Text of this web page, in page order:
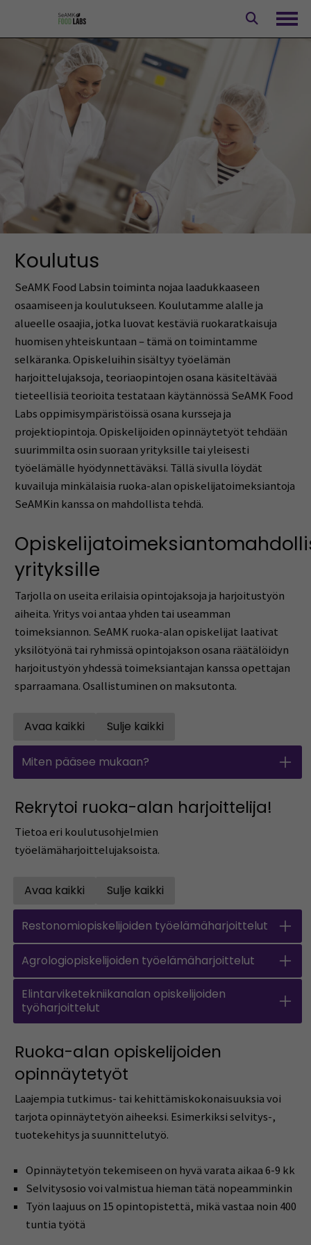
Koulutus
SeAMK Food Labsin toiminta nojaa laadukkaaseen
osaamiseen ja koulutukseen. Koulutamme alalle ja
alueelle osaajia, jotka luovat kestäviä ruokaratkaisuja
huomisen yhteiskuntaan – tämä on toimintamme
selkäranka. Opiskeluihin sisältyy työelämän
harjoittelujaksoja, teoriaopintojen osana käsiteltävää
tieteellisiä teorioita testataan käytännössä SeAMK Food
Labs oppimisympäristöissä osana kursseja ja
projektiopintoja. Opiskelijoiden opinnäytetyöt tehdään
suurimmilta osin suoraan yrityksille tai yleisesti
työelämälle hyödynnettäväksi. Tällä sivulla löydät
kuvailuja minkälaisia ruoka-alan opiskelijatoimeksiantoja
SeAMKin kanssa on mahdollista tehdä.
yrityksille
Tarjolla on useita erilaisia opintojaksoja ja harjoitustyön
aiheita. Yritys voi antaa yhden tai useamman
toimeksiannon. SeAMK ruoka-alan opiskelijat laativat
yksilötyönä tai ryhmissä opintojakson osana räätälöidyn
harjoitustyön yhdessä toimeksiantajan kanssa opettajan
sparraamana. Osallistuminen on maksutonta.
Avaa kaikki
Open all accordions
Sulje kaikki
Miten pääsee mukaan?
Rekrytoi ruoka-alan harjoittelija!
Tietoa eri koulutusohjelmien
työelämäharjoittelujaksoista.
Avaa kaikki
Open all accordions
Sulje kaikki
Restonomiopiskelijoiden työelämäharjoittelut
Agrologiopiskelijoiden työelämäharjoittelut
Elintarviketekniikanalan opiskelijoiden
työharjoittelut
Ruoka-alan opiskelijoiden
opinnäytetyöt
Laajempia tutkimus- tai kehittämiskokonaisuuksia voi
tarjota opinnäytetyön aiheeksi. Esimerkiksi selvitys-,
tuotekehitys ja suunnittelutyö.
Opinnäytetyön tekemiseen on hyvä varata aikaa 6-9 kk
Selvitysosio voi valmistua hieman tätä nopeamminkin
Työn laajuus on 15 opintopistettä, mikä vastaa noin 400
tuntia työtä